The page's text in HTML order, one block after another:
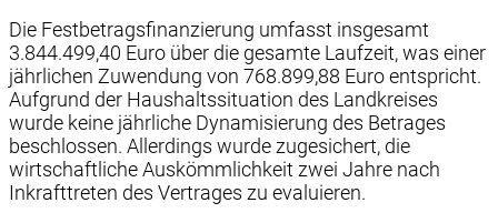
Die Festbetragsfinanzierung umfasst insgesamt
3.844.499,40 Euro über die gesamte Laufzeit, was einer
jährlichen Zuwendung von 768.899,88 Euro entspricht.
Aufgrund der Haushaltssituation des Landkreises
wurde keine jährliche Dynamisierung des Betrages
beschlossen. Allerdings wurde zugesichert, die
wirtschaftliche Auskömmlichkeit zwei Jahre nach
Inkrafttreten des Vertrages zu evaluieren.